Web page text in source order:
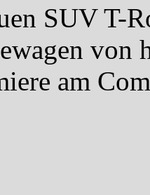
SUV T-
am